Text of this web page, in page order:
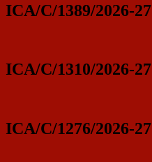
ICA/C/1389/2026-27
ICA/C/1310/2026-27
ICA/C/1276/2026-27